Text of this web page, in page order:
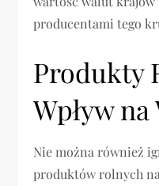
producentami tego
Produkty
Wpływ
Nie można również
produktów rolnych